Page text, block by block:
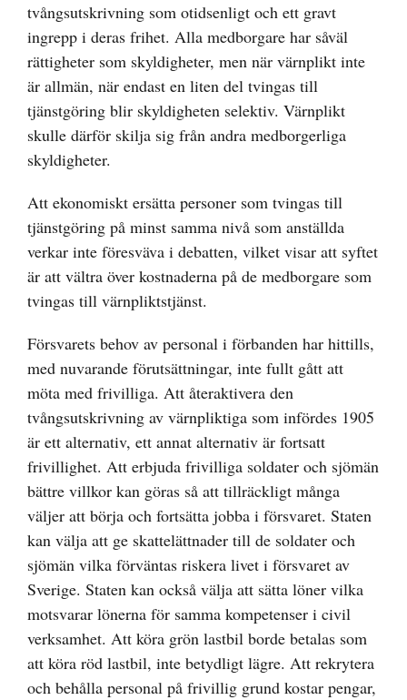
tvångsutskrivning som otidsenligt och ett gravt
ingrepp i deras frihet. Alla medborgare har såväl
rättigheter som skyldigheter, men när värnplikt inte
är allmän, när endast en liten del tvingas till
tjänstgöring blir skyldigheten selektiv. Värnplikt
skulle därför skilja sig från andra medborgerliga
skyldigheter.
Att ekonomiskt ersätta personer som tvingas till
tjänstgöring på minst samma nivå som anställda
verkar inte föresväva i debatten, vilket visar att syftet
är att vältra över kostnaderna på de medborgare som
tvingas till värnpliktstjänst.
Försvarets behov av personal i förbanden har hittills,
med nuvarande förutsättningar, inte fullt gått att
möta med frivilliga. Att återaktivera den
tvångsutskrivning av värnpliktiga som infördes 1905
är ett alternativ, ett annat alternativ är fortsatt
frivillighet. Att erbjuda frivilliga soldater och sjömän
bättre villkor kan göras så att tillräckligt många
väljer att börja och fortsätta jobba i försvaret. Staten
kan välja att ge skattelättnader till de soldater och
sjömän vilka förväntas riskera livet i försvaret av
Sverige. Staten kan också välja att sätta löner vilka
motsvarar lönerna för samma kompetenser i civil
verksamhet. Att köra grön lastbil borde betalas som
att köra röd lastbil, inte betydligt lägre. Att rekrytera
och behålla personal på frivillig grund kostar pengar,